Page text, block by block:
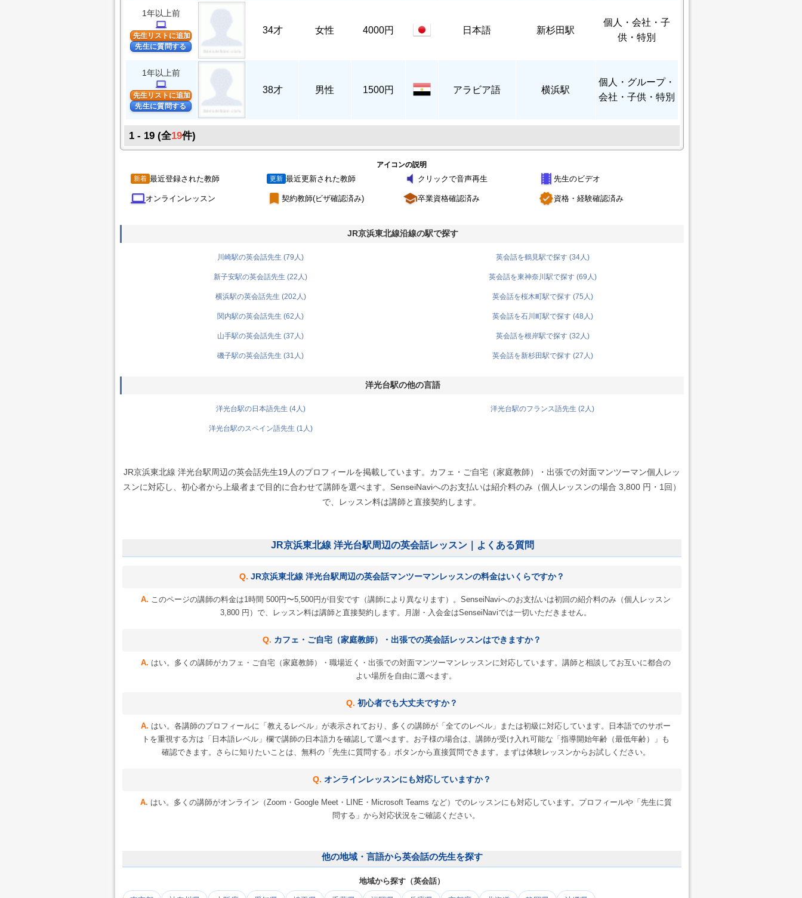
1年以上前
computer
先生リストに追加
先生に質問する
34才 女性 4000円 日本語 新杉田駅
個人
・会社・子
供・特別
1年以上前
computer
先生リストに追加
先生に質問する
38才 男性 1500円 アラビア語 横浜駅
個人
・グループ・
会社・子供・特別
1 - 19 (全19件)
アイコンの説明
新着 最近登録された教師 更新 最近更新された教師 volume_mute クリックで音声再生 theaters 先生のビデオ
computerオンラインレッスン turned_in 契約教師(ビザ確認済み) school卒業資格確認済み verified資格・経験確認済み
JR京浜東北線沿線の駅で探す
川崎駅の英会話先生 (79人) 英会話を鶴見駅で探す (34人)
新子安駅の英会話先生 (22人) 英会話を東神奈川駅で探す (69人)
横浜駅の英会話先生 (202人) 英会話を桜木町駅で探す (75人)
関内駅の英会話先生 (62人) 英会話を石川町駅で探す (48人)
山手駅の英会話先生 (37人) 英会話を根岸駅で探す (32人)
磯子駅の英会話先生 (31人) 英会話を新杉田駅で探す (27人)
洋光台駅の他の言語
洋光台駅の日本語先生 (4人) 洋光台駅のフランス語先生 (2人)
洋光台駅のスペイン語先生 (1人)
JR京浜東北線 洋光台駅周辺の英会話先生19人のプロフィールを掲載しています。カフェ・ご自宅（家庭教師）・出張での対面マンツーマン個人レッ
スンに対応し、初心者から上級者まで目的に合わせて講師を選べます。SenseiNaviへのお支払いは紹介料のみ（個人レッスンの場合 3,800 円・1回）
で、レッスン料は講師と直接契約します。
JR京浜東北線 洋光台駅周辺の英会話レッスン｜よくある質問
JR京浜東北線 洋光台駅周辺の英会話マンツーマンレッスンの料金はいくらですか？
このページの講師の料金は1時間 500円〜5,500円が目安です（講師により異なります）。SenseiNaviへのお支払いは初回の紹介料のみ（個人レッスン
3,800 円）で、レッスン料は講師と直接契約します。月謝・入会金はSenseiNaviでは一切いただきません。
カフェ・ご自宅（家庭教師）・出張での英会話レッスンはできますか？
はい。多くの講師がカフェ・ご自宅（家庭教師）・職場近く・出張での対面マンツーマンレッスンに対応しています。講師と相談してお互いに都合の
よい場所を自由に選べます。
初心者でも大丈夫ですか？
はい。各講師のプロフィールに「教えるレベル」が表示されており、多くの講師が「全てのレベル」または初級に対応しています。日本語でのサポー
トを重視する方は「日本語レベル」欄で講師の日本語力を確認して選べます。お子様の場合は、講師が受け入れ可能な「指導開始年齢（最低年齢）」も
確認できます。さらに知りたいことは、無料の「先生に質問する」ボタンから直接質問できます。まずは体験レッスンからお試しください。
オンラインレッスンにも対応していますか？
はい。多くの講師がオンライン（Zoom・Google Meet・LINE・Microsoft Teams など）でのレッスンにも対応しています。プロフィールや「先生に質
問する」から対応状況をご確認ください。
他の地域・言語から英会話の先生を探す
地域から探す（英会話）